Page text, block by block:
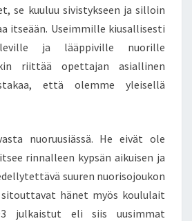
se kuuluu sivistykseen ja silloin
itseään. Useimmille kiusallisesti
ja lääppiville nuorille
riittää opettajan asiallinen
että olemme yleisellä
nuoruusiässä. He eivät ole
rinnalleen kypsän aikuisen ja
suuren nuorisojoukon
hänet myös koululait
julkaistut eli siis uusimmat